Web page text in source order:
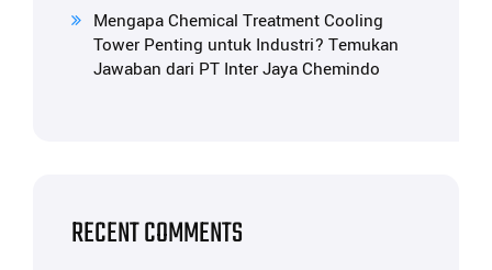
Mengapa Chemical Treatment Cooling
Tower Penting untuk Industri? Temukan
Jawaban dari PT Inter Jaya Chemindo
RECENT COMMENTS